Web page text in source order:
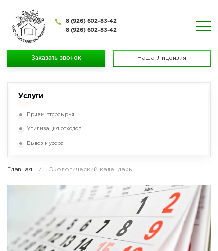
8 (926) 602-83-42
8 (926) 602-83-42
Заказать звонок Наша Лицензия
Услуги
Прием вторсырья
Утилизация отходов
Вывоз мусора
Главная Экологический календарь